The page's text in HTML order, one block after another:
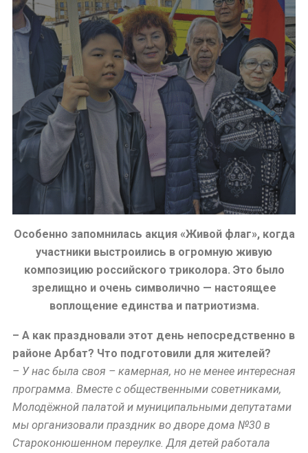
Особенно запомнилась акция «Живой флаг», когда
участники выстроились в огромную живую
композицию российского триколора. Это было
зрелищно и очень символично — настоящее
воплощение единства и патриотизма.
– А как праздновали этот день непосредственно в
районе Арбат? Что подготовили для жителей?
– У нас была своя – камерная, но не менее интересная
программа. Вместе с общественными советниками,
Молодёжной палатой и муниципальными депутатами
мы организовали праздник во дворе дома №30 в
Староконюшенном переулке. Для детей работала